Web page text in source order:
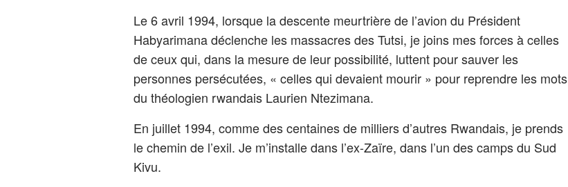
Le 6 avril 1994, lorsque la descente meurtrière de l’avion du Président
Habyarimana déclenche les massacres des Tutsi, je joins mes forces à celles
de ceux qui, dans la mesure de leur possibilité, luttent pour sauver les
personnes persécutées, « celles qui devaient mourir » pour reprendre les mots
du théologien rwandais Laurien Ntezimana.
En juillet 1994, comme des centaines de milliers d’autres Rwandais, je prends
le chemin de l’exil. Je m’installe dans l’ex-Zaïre, dans l’un des camps du Sud
Kivu.